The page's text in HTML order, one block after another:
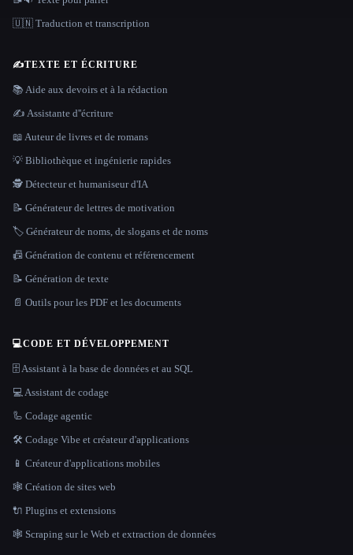
🇺🇳 Traduction et transcription
✍️TEXTE ET ÉCRITURE
📚 Aide aux devoirs et à la rédaction
✍️ Assistante d''écriture
📖 Auteur de livres et de romans
💡 Bibliothèque et ingénierie rapides
🕵️ Détecteur et humaniseur d'IA
📝 Générateur de lettres de motivation
🏷️ Générateur de noms, de slogans et de noms
📠 Génération de contenu et référencement
📝 Génération de texte
📄 Outils pour les PDF et les documents
💻CODE ET DÉVELOPPEMENT
🗄️ Assistant à la base de données et au SQL
💻 Assistant de codage
🦾 Codage agentic
🛠️ Codage Vibe et créateur d'applications
📱 Créateur d'applications mobiles
🕸 Création de sites web
🔌 Plugins et extensions
🕸️ Scraping sur le Web et extraction de données